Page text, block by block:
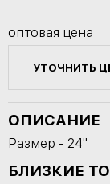
оптовая цена
УТОЧНИТЬ
ОПИСАНИЕ
Размер - 24"
БЛИЗКИЕ